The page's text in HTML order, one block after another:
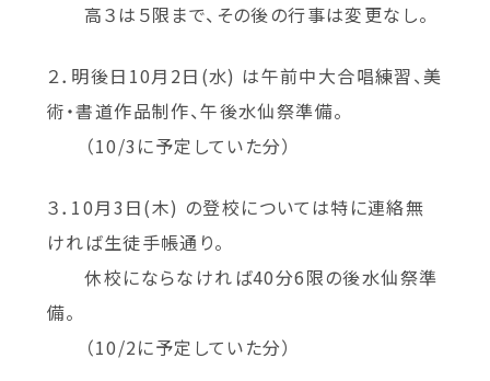
高３は５限まで、その後の行事は変更なし。
２．明後日10月2日(水) は午前中大合唱練習、美
術・書道作品制作、午後水仙祭準備。
（10/3に予定していた分）
３．10月3日(木) の登校については特に連絡無
ければ生徒手帳通り。
休校にならなければ40分6限の後水仙祭準
備。
（10/2に予定していた分）